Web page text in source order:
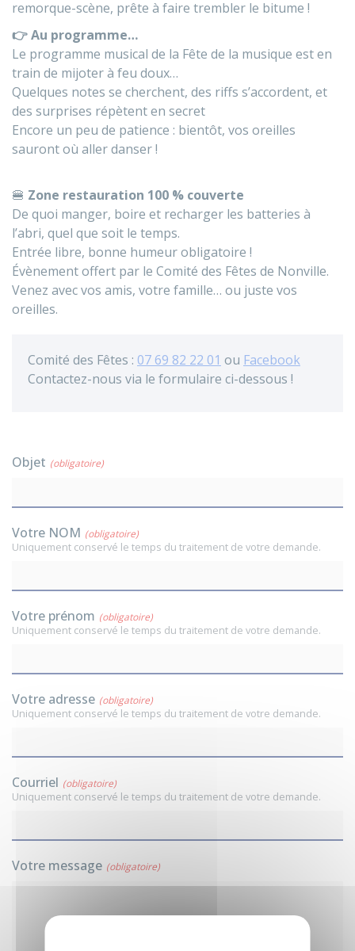
remorque-scène, prête à faire trembler le bitume !
👉 Au programme…
Le programme musical de la Fête de la musique est en
train de mijoter à feu doux…
Quelques notes se cherchent, des riffs s’accordent, et
des surprises répètent en secret
Encore un peu de patience : bientôt, vos oreilles
sauront où aller danser !
🍔 Zone restauration 100 % couverte
De quoi manger, boire et recharger les batteries à
l’abri, quel que soit le temps.
Entrée libre, bonne humeur obligatoire !
Évènement offert par le Comité des Fêtes de Nonville.
Venez avec vos amis, votre famille… ou juste vos
oreilles.
Comité des Fêtes : 07 69 82 22 01 ou Facebook
Contactez-nous via le formulaire ci-dessous !
Objet (obligatoire)
Votre NOM (obligatoire)
Uniquement conservé le temps du traitement de votre demande.
Votre prénom (obligatoire)
Uniquement conservé le temps du traitement de votre demande.
Votre adresse (obligatoire)
Uniquement conservé le temps du traitement de votre demande.
Courriel (obligatoire)
Uniquement conservé le temps du traitement de votre demande.
Votre message (obligatoire)